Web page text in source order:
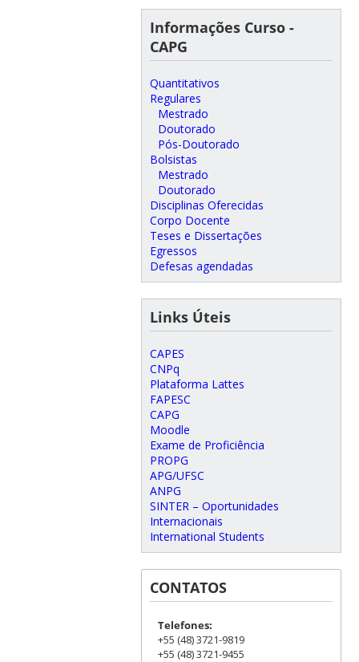
Informações Curso -
CAPG
Quantitativos
Regulares
Mestrado
Doutorado
Pós-Doutorado
Bolsistas
Mestrado
Doutorado
Disciplinas Oferecidas
Corpo Docente
Teses e Dissertações
Egressos
Defesas agendadas
Links Úteis
CAPES
CNPq
Plataforma Lattes
FAPESC
CAPG
Moodle
Exame de Proficiência
PROPG
APG/UFSC
ANPG
SINTER – Oportunidades
Internacionais
International Students
CONTATOS
Telefones:
+55 (48) 3721-9819
+55 (48) 3721-9455